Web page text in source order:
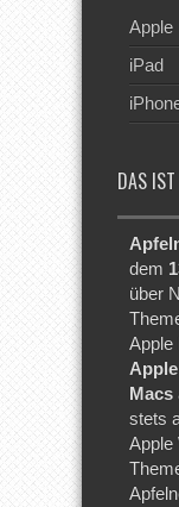
Apple
iPad
DAS IST
dem
über
Apple
Macs
stets
Apple